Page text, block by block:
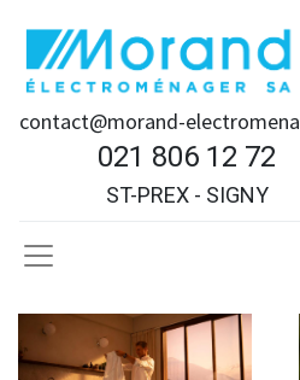
contact@morand-
021 806 12 72
ST-PREX - SIGNY